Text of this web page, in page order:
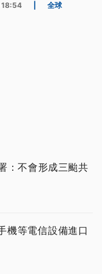
全球
：不會形成三颱共
機等電信設備進口